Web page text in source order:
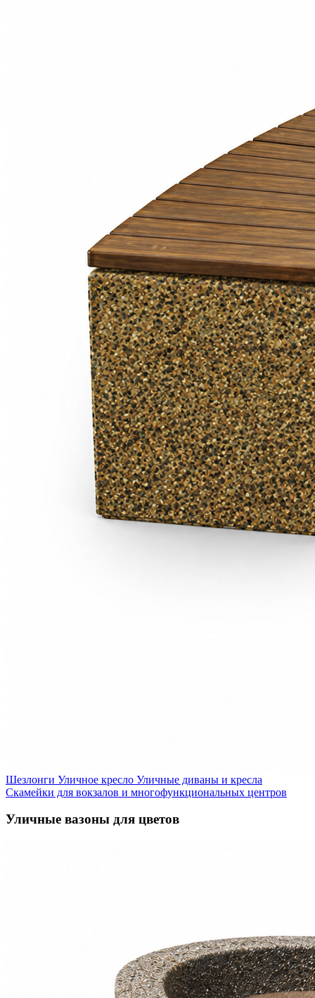
Шезлонги Уличное кресло Уличные диваны и кресла
Скамейки для вокзалов и многофункциональных центров
Уличные вазоны для цветов